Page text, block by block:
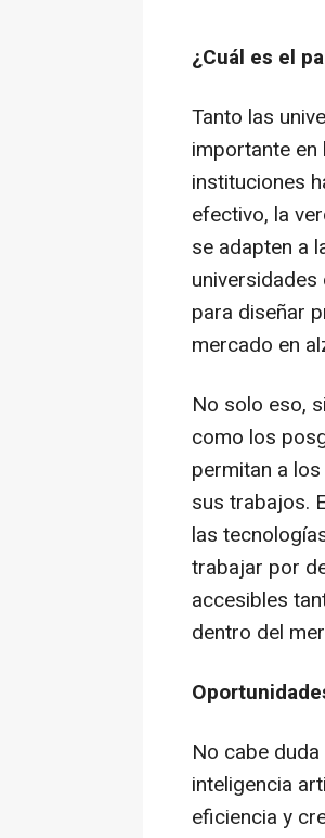
¿Cuál es el
Tanto las
importante en
instituciones
efectivo, la
se adapten a
para diseñar
mercado en
No solo eso,
como los
permitan a
sus trabajos.
las
trabajar por
accesibles
dentro del
No cabe
inteligencia
eficiencia y